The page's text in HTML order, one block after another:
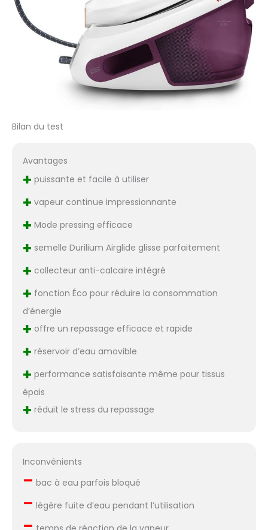
Bilan du test
Avantages
+ puissante et facile à utiliser
+ vapeur continue impressionnante
+ Mode pressing efficace
+ semelle Durilium Airglide glisse parfaitement
+ collecteur anti-calcaire intégré
+ fonction Éco pour réduire la consommation
d’énergie
+ offre un repassage efficace et rapide
+ réservoir d’eau amovible
+ performance satisfaisante même pour tissus
épais
+ réduit le stress du repassage
Inconvénients
– bac à eau parfois bloqué
– légère fuite d’eau pendant l’utilisation